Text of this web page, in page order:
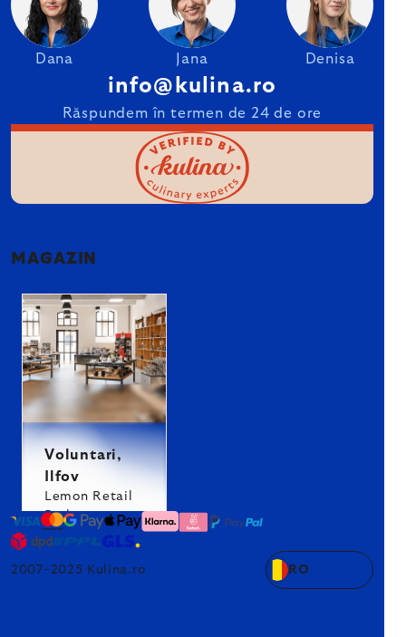
Dana Jana Denisa
info@kulina.ro
Răspundem în termen de 24 de ore
MAGAZIN
Voluntari,
Ilfov
Lemon Retail
Park
2007–2025 Kulina.ro RO